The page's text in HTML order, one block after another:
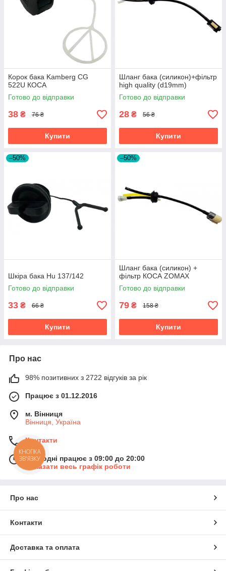
Корок бака Kamberg CG
522U КОСА
Готово до відправки
38 ₴ 76 ₴
Купити
Шланг бака (силикон)+фільтр
high quality (d19mm)
Готово до відправки
28 ₴ 56 ₴
Купити
–50%
Шкіра бака Hu 137/142
Готово до відправки
33 ₴ 66 ₴
Купити
–50%
Шланг бака (силикон) +
фільтр КОСА ZOMAX
Готово до відправки
79 ₴ 158 ₴
Купити
Про нас
98% позитивних з 2722 відгуків за рік
Працює з 01.12.2016
м. Вінниця
Вінниця, Україна
Контакти
Сьогодні працює з 09:00 до 20:00
Показати весь графік роботи
Про нас
Контакти
Доставка та оплата
КНОПКА
ЗВ'ЯЗКУ